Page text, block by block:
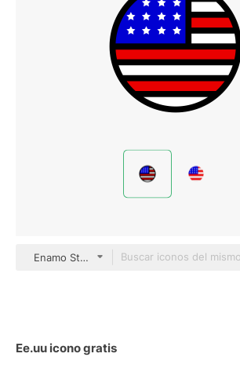
Enamo Studios Outline Color
Ee.uu icono gratis